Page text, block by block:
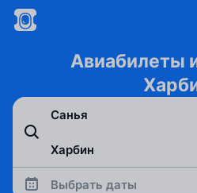
Авиабилеты
Выбрать даты